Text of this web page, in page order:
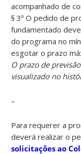
acompanhado de
§ 3º O pedido de
fundamentado
do programa no
esgotar o prazo
O prazo de
visualizado no
–
Para requerer a
deverá realizar o
solicitações ao